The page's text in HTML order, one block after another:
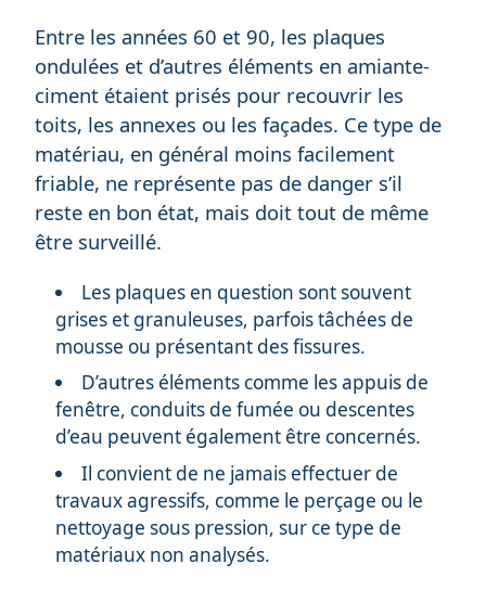
Entre les années 60 et 90, les plaques
ondulées et d’autres éléments en amiante-
ciment étaient prisés pour recouvrir les
toits, les annexes ou les façades. Ce type de
matériau, en général moins facilement
friable, ne représente pas de danger s’il
reste en bon état, mais doit tout de même
être surveillé.
Les plaques en question sont souvent
grises et granuleuses, parfois tâchées de
mousse ou présentant des fissures.
D’autres éléments comme les appuis de
fenêtre, conduits de fumée ou descentes
d’eau peuvent également être concernés.
Il convient de ne jamais effectuer de
travaux agressifs, comme le perçage ou le
nettoyage sous pression, sur ce type de
matériaux non analysés.